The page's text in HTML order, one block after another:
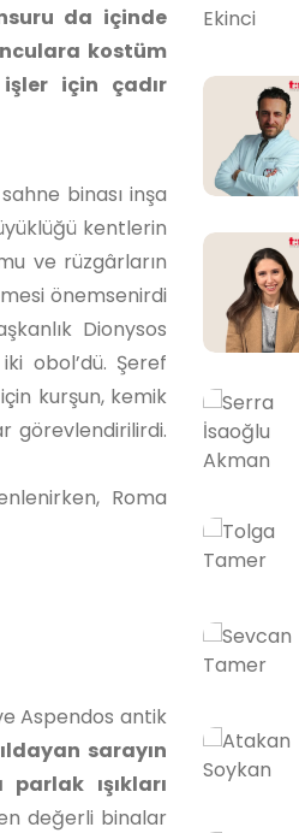
da içinde
kostüm
için çadır
binası inşa
kentlerin
ve rüzgârların
önemsenirdi
Dionysos
obol’dü. Şeref
kurşun, kemik
görevlendirilirdi.
Roma
Aspendos antik
sarayın
ışıkları
değerli binalar